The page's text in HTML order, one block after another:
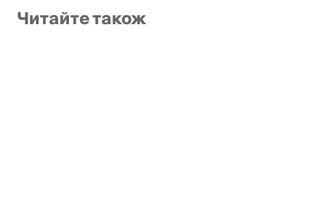
Читайте також